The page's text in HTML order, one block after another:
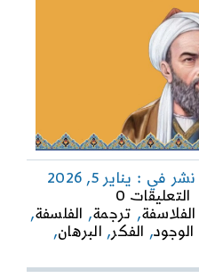
نشر في : يناير 5, 2026
التعليقات 0
أبو
نصر
في
الفلاسفة, ترجمة, الفلسفة,
الوجود, الفكر, البرهان,